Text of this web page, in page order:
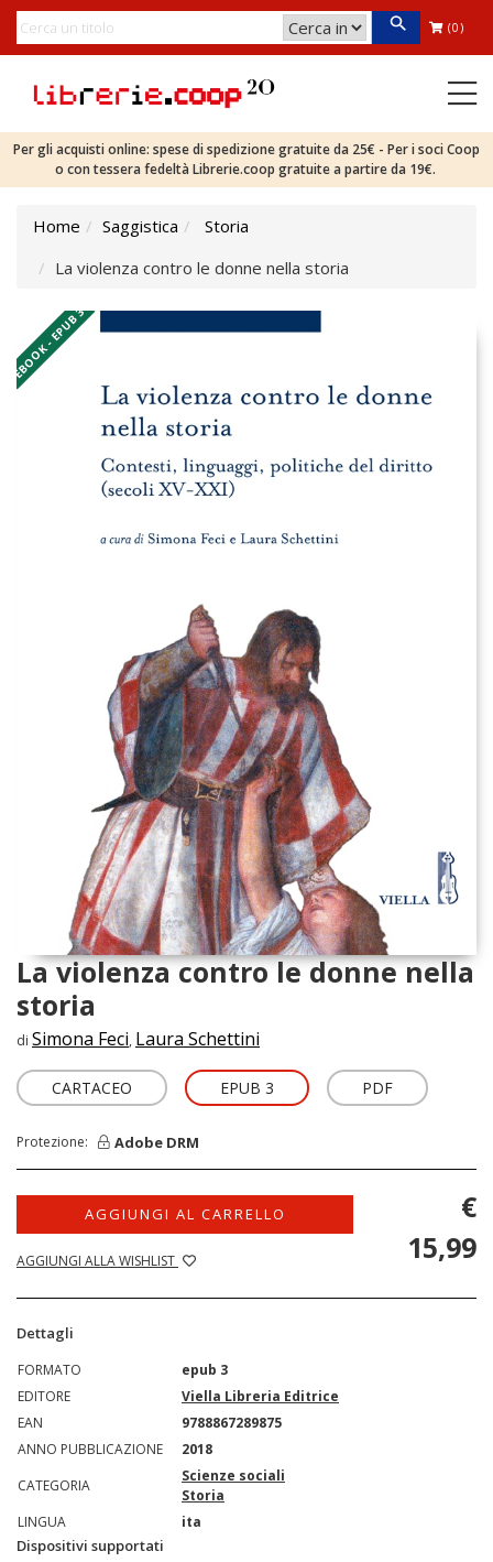
(0)
Per gli acquisti online: spese di spedizione gratuite da 25€ - Per i soci Coop
o con tessera fedeltà Librerie.coop gratuite a partire da 19€.
Home Saggistica
Storia
La violenza contro le donne nella storia
EBOOK - EPUB 3
La violenza contro le donne nella
storia
di Simona Feci, Laura Schettini
CARTACEO EPUB 3 PDF
Protezione: Adobe DRM
AGGIUNGI AL CARRELLO
AGGIUNGI ALLA WISHLIST
€
15,99
Dettagli
FORMATO
epub 3
EDITORE
Viella Libreria Editrice
EAN
9788867289875
ANNO PUBBLICAZIONE
2018
CATEGORIA
Scienze sociali
Storia
LINGUA
ita
Dispositivi supportati